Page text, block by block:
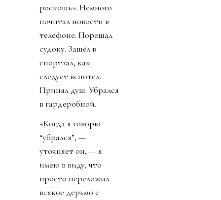
роскошь». Немного
почитал новости в
телефоне. Порешал
судоку. Зашёл в
спортзал, как
следует вспотел.
Принял душ. Убрался
в гардеробной.
«Когда я говорю
“убрался”, —
уточняет он, — я
имею в виду, что
просто переложил
всякое дерьмо с